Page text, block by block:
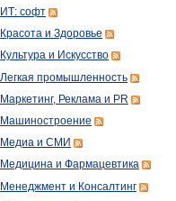
ИТ: софт
Красота и Здоровье
Культура и Искусство
Легкая промышленность
Маркетинг, Реклама и PR
Машиностроение
Медиа и СМИ
Медицина и Фармацевтика
Менеджмент и Консалтинг